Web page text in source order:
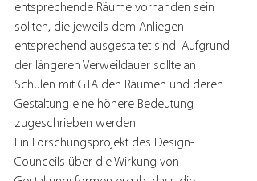
entsprechende Räume vorhanden sein
sollten, die jeweils dem Anliegen
entsprechend ausgestaltet sind. Aufgrund
der längeren Verweildauer sollte an
Schulen mit GTA den Räumen und deren
Gestaltung eine höhere Bedeutung
zugeschrieben werden.
Ein Forschungsprojekt des Design-
Counceils über die Wirkung von